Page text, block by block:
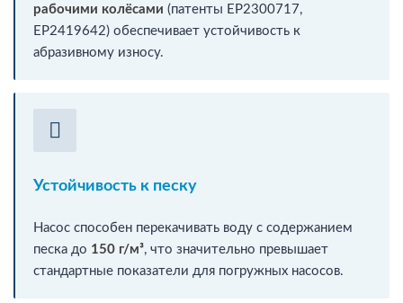
рабочими колёсами (патенты EP2300717,
EP2419642) обеспечивает устойчивость к
абразивному износу.
Устойчивость к песку
Насос способен перекачивать воду с содержанием
песка до 150 г/м³, что значительно превышает
стандартные показатели для погружных насосов.